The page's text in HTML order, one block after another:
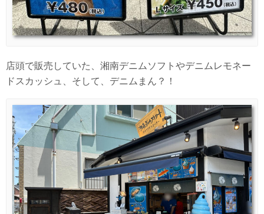
店頭で販売していた、湘南デニムソフトやデニムレモネー
ドスカッシュ、そして、デニムまん？！